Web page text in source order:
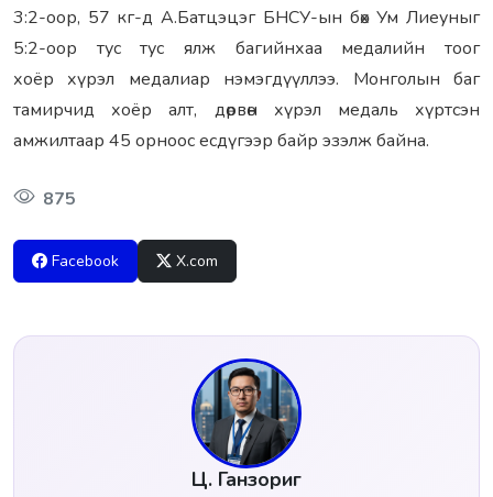
3:2-оор, 57 кг-д А.Батцэцэг БНСУ-ын бөх Ум Лиеуныг
5:2-оор тус тус ялж багийнхаа медалийн тоог
хоёр хүрэл медалиар нэмэгдүүллээ. Монголын баг
тамирчид хоёр алт, дөрвөн хүрэл медаль хүртсэн
амжилтаар 45 орноос есдүгээр байр эзэлж байна.
875
Facebook X.com
Ц. Ганзориг